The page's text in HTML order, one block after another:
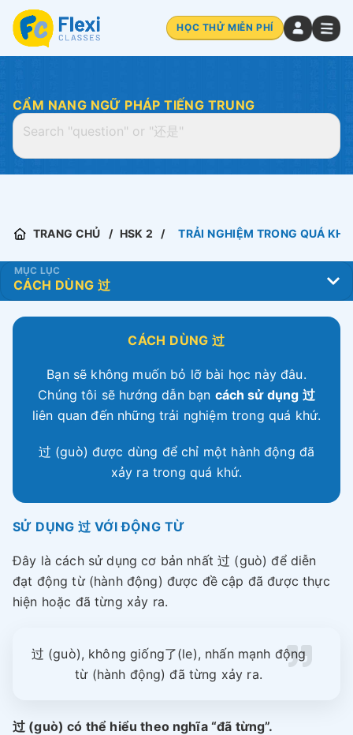
HỌC THỬ MIỄN PHÍ
CẨM NANG NGỮ PHÁP TIẾNG TRUNG
TRANG CHỦ HSK 2 TRẢI NGHIỆM TRONG QUÁ
MỤC LỤC
CÁCH DÙNG 过
Bạn sẽ không muốn bỏ lỡ bài học này đâu.
Chúng tôi sẽ hướng dẫn bạn cách sử dụng 过
liên quan đến những trải nghiệm trong quá khứ.
过 (guò) được dùng để chỉ một hành động đã
xảy ra trong quá khứ.
SỬ DỤNG 过 VỚI ĐỘNG TỪ
Đây là cách sử dụng cơ bản nhất 过 (guò) để diễn
đạt động từ (hành động) được đề cập đã được thực
hiện hoặc đã từng xảy ra.
过 (guò), không giống了(le), nhấn mạnh động
từ (hành động) đã từng xảy ra.
过 (guò) có thể hiểu theo nghĩa “đã từng”.